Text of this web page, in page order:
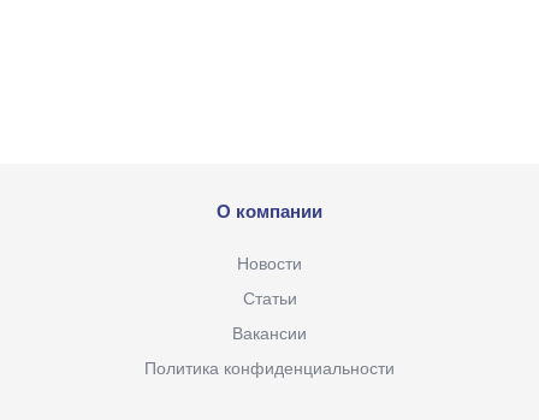
О компании
Новости
Статьи
Вакансии
Политика конфиденциальности